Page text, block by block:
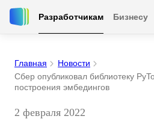
Разработчикам Бизнесу
Главная
Новости
Сбер опубликовал библиотеку
построения эмбедингов
2 февраля 2022